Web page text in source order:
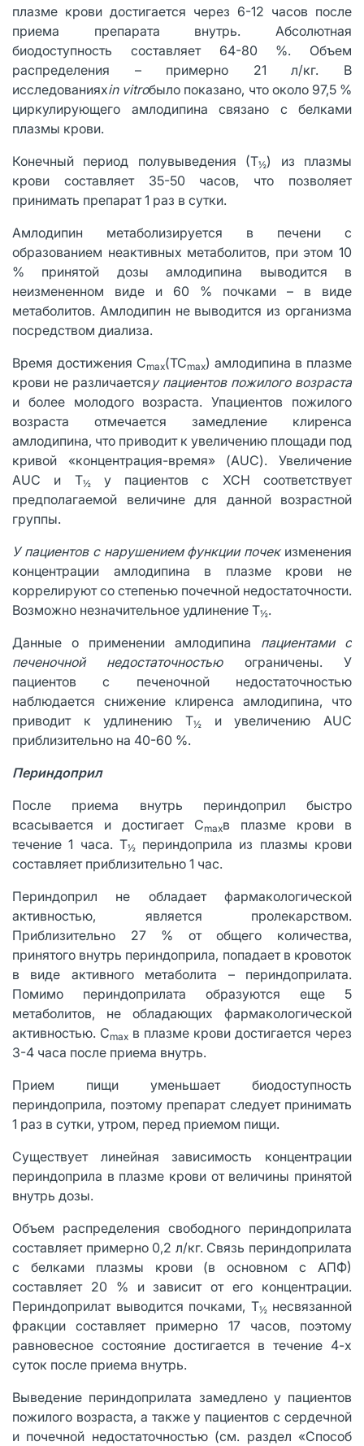
плазме крови достигается через 6-12 часов после
приема препарата внутрь. Абсолютная
биодоступность составляет 64-80 %. Объем
распределения – примерно 21 л/кг. В
исследованияхin vitroбыло показано, что около 97,5 %
циркулирующего амлодипина связано с белками
плазмы крови.
Конечный период полувыведения (Т½) из плазмы
крови составляет 35-50 часов, что позволяет
принимать препарат 1 раз в сутки.
Амлодипин метаболизируется в печени с
образованием неактивных метаболитов, при этом 10
% принятой дозы амлодипина выводится в
неизмененном виде и 60 % почками – в виде
метаболитов. Амлодипин не выводится из организма
посредством диализа.
Время достижения Сmax(ТСmax) амлодипина в плазме
крови не различаетсяу пациентов пожилого возраста
и более молодого возраста. Упациентов пожилого
возраста отмечается замедление клиренса
амлодипина, что приводит к увеличению площади под
кривой «концентрация-время» (AUC). Увеличение
AUC и Т½у пациентов с ХСН соответствует
предполагаемой величине для данной возрастной
группы.
У пациентов с нарушением функции почекизменения
концентрации амлодипина в плазме крови не
коррелируют со степенью почечной недостаточности.
Возможно незначительное удлинение Т½.
Данные о применении амлодипина пациентами с
печеночной недостаточностью ограничены. У
пациентов с печеночной недостаточностью
наблюдается снижение клиренса амлодипина, что
приводит к удлинению Т½
и увеличению AUC
приблизительно на 40-60 %.
Периндоприл
После приема внутрь периндоприл быстро
всасывается и достигает Сmaxв плазме крови в
течение 1 часа. Т½периндоприла из плазмы крови
составляет приблизительно 1 час.
Периндоприл не обладает фармакологической
активностью, является пролекарством.
Приблизительно 27 % от общего количества,
принятого внутрь периндоприла, попадает в кровоток
в виде активного метаболита – периндоприлата.
Помимо периндоприлата образуются еще 5
метаболитов, не обладающих фармакологической
активностью. Сmax в плазме крови достигается через
3-4 часа после приема внутрь.
Прием пищи уменьшает биодоступность
периндоприла, поэтому препарат следует принимать
1 раз в сутки, утром, перед приемом пищи.
Существует линейная зависимость концентрации
периндоприла в плазме крови от величины принятой
внутрь дозы.
Объем распределения свободного периндоприлата
составляет примерно 0,2 л/кг. Связь периндоприлата
с белками плазмы крови (в основном с АПФ)
составляет 20 % и зависит от его концентрации.
Периндоприлат выводится почками, Т½несвязанной
фракции составляет примерно 17 часов, поэтому
равновесное состояние достигается в течение 4-х
суток после приема внутрь.
Выведение периндоприлата замедлено у пациентов
пожилого возраста, а также у пациентов с сердечной
и почечной недостаточностью (см. раздел «Способ